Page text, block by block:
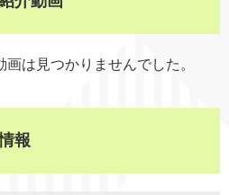
は見つかりませんでした。
報